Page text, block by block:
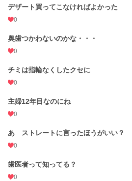
デザート買ってこなければよかった
0
奥歯つかわないのかな・・・
0
チミは指輪なくしたクセに
0
主婦12年目なのにね
0
あ ストレートに言ったほうがいい？
0
歯医者って知ってる？
0